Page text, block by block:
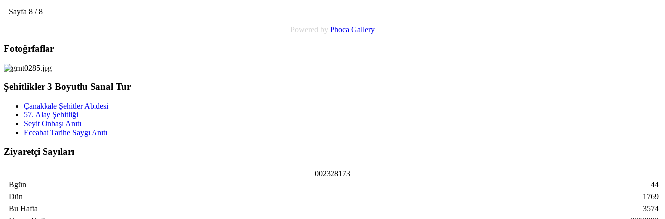
Sayfa 8 / 8
Powered by Phoca Gallery
Fotoğrfaflar
Şehitlikler 3 Boyutlu Sanal Tur
Çanakkale Şehitler Abidesi
57. Alay Şehitliği
Seyit Onbaşı Anıtı
Eceabat Tarihe Saygı Anıtı
Ziyaretçi Sayıları
0023281 73
Bgün
Dün
Bu Hafta
44
1769
3574